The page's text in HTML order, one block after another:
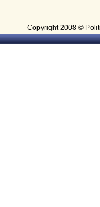
Copyright 2008 ©